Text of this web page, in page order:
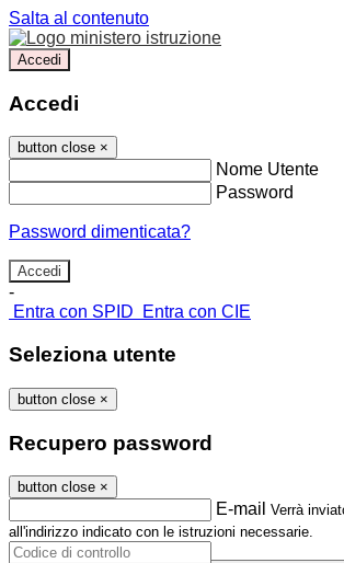
Salta al contenuto
Accedi
Accedi
button close ×
Nome Utente
Password
Password dimenticata?
-
Entra con SPID
Entra con CIE
Seleziona utente
button close ×
Recupero password
button close ×
E-mail Verrà
all'indirizzo indicato con le istruzioni necessarie.